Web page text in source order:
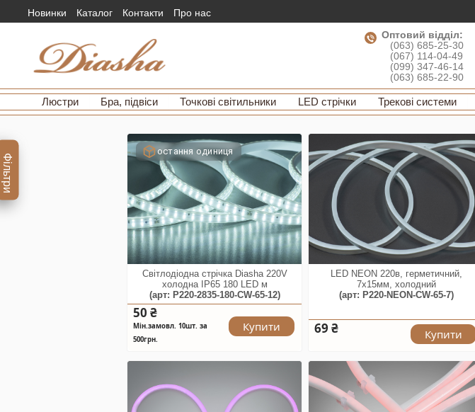
Новинки Каталог Контакти Про нас
Оптовий відділ:
(063) 685-25-30
(067) 114-04-49
(099) 347-46-14
(063) 685-22-90
Люстри Бра, підвіси Точкові світильники LED стрічки Трекові системи
Фільтри остання одиниця
Світлодіодна стрічка Diasha 220V
холодна IP65 180 LED м
(арт: P220-2835-180-CW-65-12)
50 ₴
Мін.замовл. 10шт. за
500грн.
Купити
LED NEON 220в, герметичний,
7x15мм, холодний
(арт: P220-NEON-CW-65-7)
69 ₴ Купити